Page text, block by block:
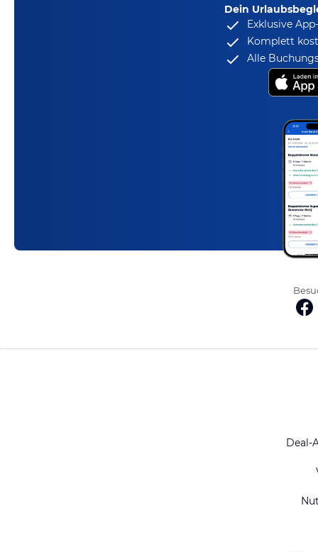
Dein
Exklusive
Komplett
Alle
Deal-